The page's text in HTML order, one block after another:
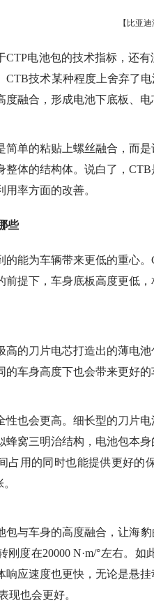
【比亚
CTP电池包的技术指标，还
CTB技术某种程度上舍弃了
度融合，形成电池下底板、电
简单的粘贴上螺丝融合，而
整体的结构体。说白了，
率方面的改善。
些
的能为车辆带来更低的重心
前提下，车身底板高度更低
高的刀片电芯打造出的薄电
的车身高度下也会带来更好
性也会更高。细长型的刀片
蜂窝三明治结构，电池包本
占用的同时也能提供更好的
包与车身的高度融合，让海
刚度在20000 N·m/°左右。
响应速度也更快，无论是悬
现也会更好。